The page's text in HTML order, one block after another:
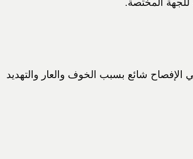
الإفصاح شائع بسبب الخوف والعار والتهديد